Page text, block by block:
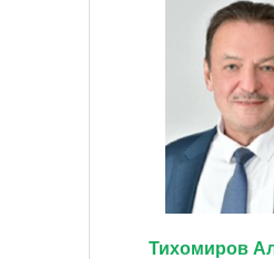
Тихомиров